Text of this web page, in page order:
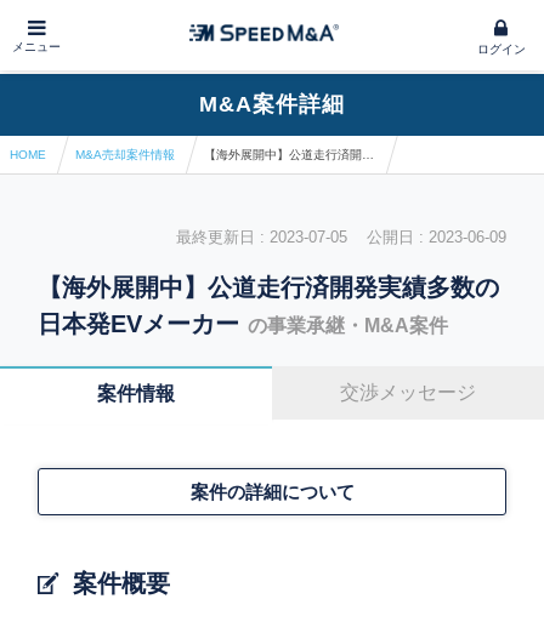
メニュー ログイン
M&A案件詳細
HOME M&A売却案件情報
最終更新日 : 2023-07-05 公開日 : 2023-06-09
【海外展開中】公道走行済開発実績多数の
日本発EVメーカー の事業承継・M&A案件
案件情報 交渉メッセージ
案件概要
案件の詳細について